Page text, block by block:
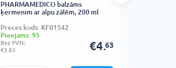
PHARMAMEDICO balzāms
ķermenim ar alpu zālēm, 200 ml
Preces kods: KF01542
Pieejams: 95
Bez PVN:
€3.83
€4.63